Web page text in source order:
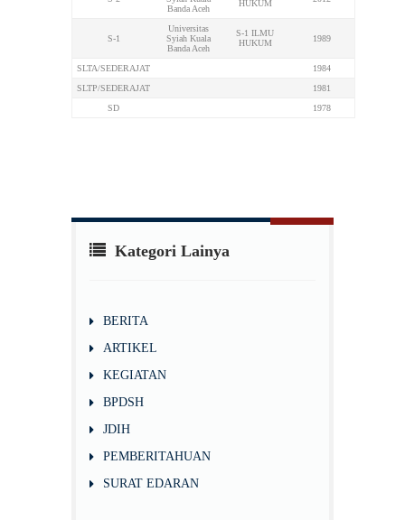
Banda Aceh
HUKUM
S-1
Universitas
Syiah Kuala
Banda Aceh
S-1 ILMU
HUKUM
1989
SLTA/SEDERAJAT
1984
SLTP/SEDERAJAT
1981
SD
1978
Kategori Lainya
BERITA
ARTIKEL
KEGIATAN
BPDSH
JDIH
PEMBERITAHUAN
SURAT EDARAN